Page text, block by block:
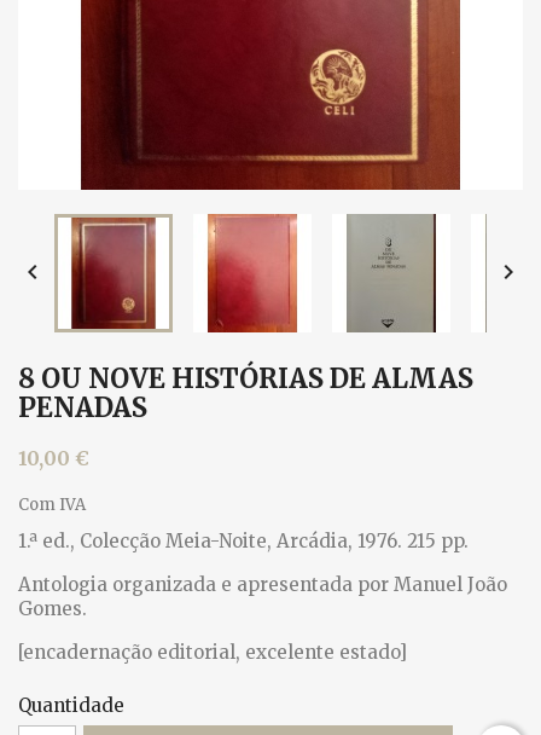
 
8 OU NOVE HISTÓRIAS DE ALMAS
PENADAS
10,00 €
Com IVA
1.ª ed., Colecção Meia-Noite, Arcádia, 1976. 215 pp.
Antologia organizada e apresentada por Manuel João
Gomes.
[encadernação editorial, excelente estado]
Quantidade